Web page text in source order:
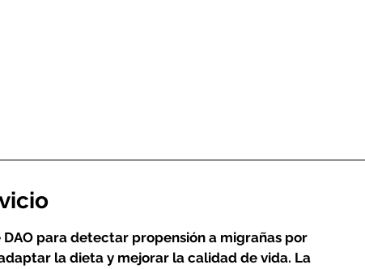
para detectar propensión a migrañas por
la dieta y mejorar la calidad de vida. La